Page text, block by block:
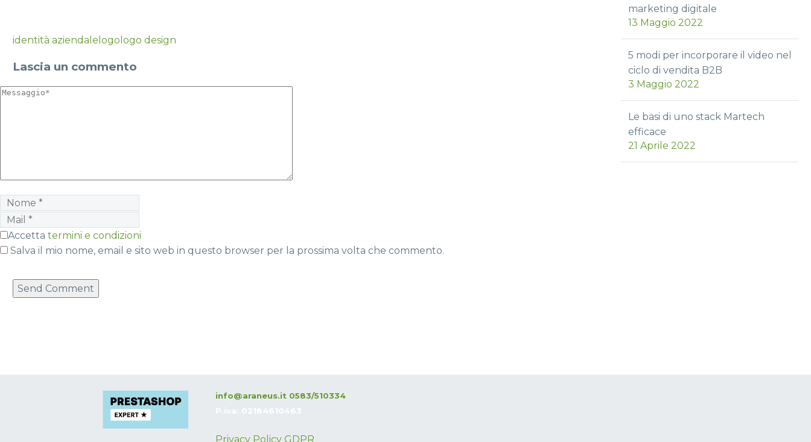
identità aziendale logo logo design
Lascia un commento
Accetta termini e condizioni
Salva il mio nome, email e sito web in questo browser per la prossima volta che commento.
Send Comment
marketing digitale
13 Maggio 2022
5 modi per incorporare il video nel
ciclo di vendita B2B
3 Maggio 2022
Le basi di uno stack Martech
efficace
21 Aprile 2022
info@araneus.it 0583/510334
Privacy Policy GDPR